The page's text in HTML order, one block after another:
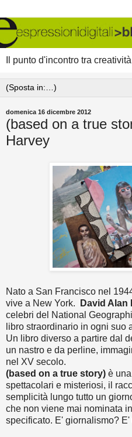
Il punto d'incontro tra
domenica 16 dicembre 2012
(based on a true
Harvey
Nato a San Francisco nel
vive a New York.
David Alan
celebri del National
libro straordinario in ogni suo
Un libro diverso a partire dal
un nastro e da perline,
nel XV secolo.
(based on a true story) è
spettacolari e misteriosi, il
semplicità lungo tutto un
che non viene mai nominata
specificato. E' giornalismo?